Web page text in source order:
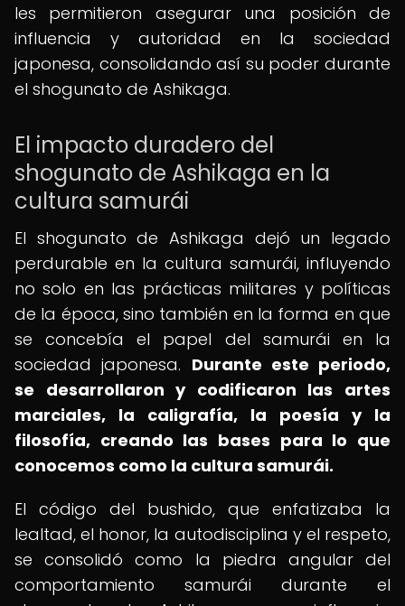
les permitieron asegurar una posición de
influencia y autoridad en la sociedad
japonesa, consolidando así su poder durante
el shogunato de Ashikaga.
El impacto duradero del
shogunato de Ashikaga en la
cultura samurái
El shogunato de Ashikaga dejó un legado
perdurable en la cultura samurái, influyendo
no solo en las prácticas militares y políticas
de la época, sino también en la forma en que
se concebía el papel del samurái en la
sociedad japonesa. Durante este periodo,
se desarrollaron y codificaron las artes
marciales, la caligrafía, la poesía y la
filosofía, creando las bases para lo que
conocemos como la cultura samurái.
El código del bushido, que enfatizaba la
lealtad, el honor, la autodisciplina y el respeto,
se consolidó como la piedra angular del
comportamiento samurái durante el